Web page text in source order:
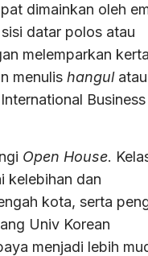
dimainkan oleh
datar polos atau
melemparkan
menulis hangul atau
Business
Open House.
kelebihan dan
kota, serta
Univ Korean
menjadi lebih